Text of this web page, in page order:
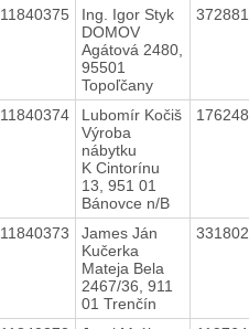
11840375
Ing. Igor Styk
DOMOV
Agátová 2480,
95501
Topoľčany
11840374
Lubomír Kočiš
Výroba
nábytku
K Cintorínu
13, 951 01
Bánovce n/B
11840373
James Ján
Kučerka
Mateja Bela
2467/36, 911
01 Trenčín